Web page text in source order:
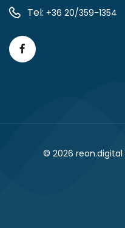
Tel: +36 20/359-1354
© 2026 reon.digital